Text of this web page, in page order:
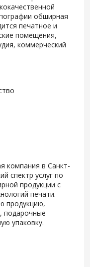
обширная
печатное и
помещения,
коммерческий
компания в Санкт-
спектр услуг по
продукции с
печати.
продукцию,
подарочные
упаковку.